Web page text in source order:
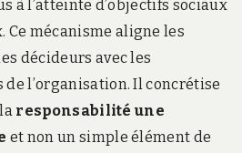
à l’atteinte d’objectifs sociaux
mécanisme aligne les
décideurs avec les
l’organisation. Il concrétise
responsabilité une
et non un simple élément de